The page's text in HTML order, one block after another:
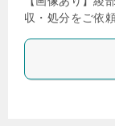
収・処分をご依